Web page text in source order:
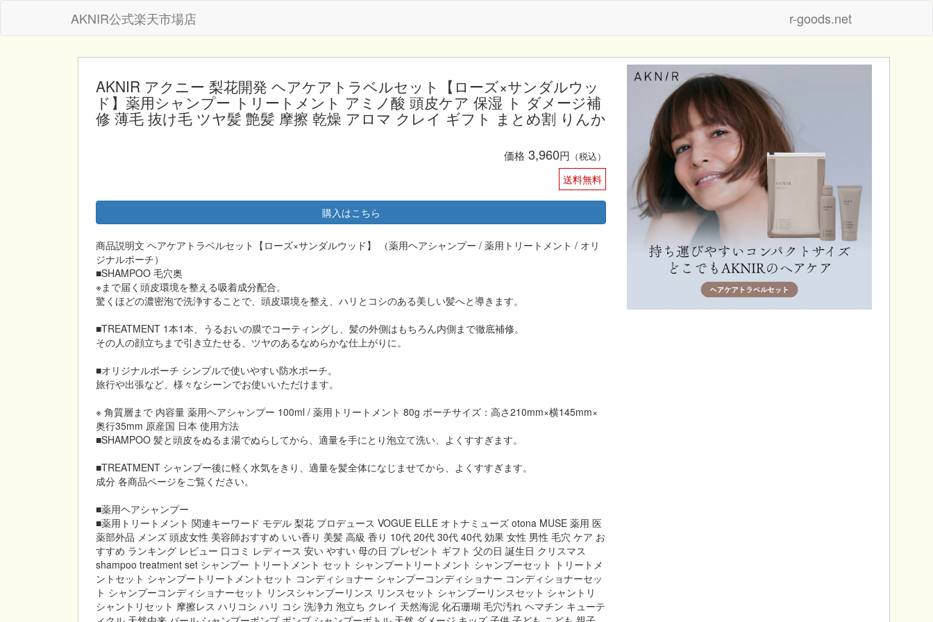
AKNIR公式楽天市場店 r-goods.net
AKNIR アクニー 梨花開発 ヘアケアトラベルセット【ローズ×サンダルウッ
ド】薬用シャンプー トリートメント アミノ酸 頭皮ケア 保湿 ト ダメージ補
修 薄毛 抜け毛 ツヤ髪 艶髪 摩擦 乾燥 アロマ クレイ ギフト まとめ割 りんか
価格 3,960円 （税込）
送料無料
購入はこちら
商品説明文 ヘアケアトラベルセット【ローズ×サンダルウッド】 （薬用ヘアシャンプー / 薬用トリートメント / オリ
ジナルポーチ）
■SHAMPOO 毛穴奥
※まで届く頭皮環境を整える吸着成分配合。
驚くほどの濃密泡で洗浄することで、頭皮環境を整え、ハリとコシのある美しい髪へと導きます。
■TREATMENT 1本1本、うるおいの膜でコーティングし、髪の外側はもちろん内側まで徹底補修。
その人の顔立ちまで引き立たせる、ツヤのあるなめらかな仕上がりに。
■オリジナルポーチ シンプルで使いやすい防水ポーチ。
旅行や出張など、様々なシーンでお使いいただけます。
※ 角質層まで 内容量 薬用ヘアシャンプー 100ml / 薬用トリートメント 80g ポーチサイズ：高さ210mm×横145mm×
奥行35mm 原産国 日本 使用方法
■SHAMPOO 髪と頭皮をぬるま湯でぬらしてから、適量を手にとり泡立て洗い、よくすすぎます。
■TREATMENT シャンプー後に軽く水気をきり、適量を髪全体になじませてから、よくすすぎます。
成分 各商品ページをご覧ください。
■薬用ヘアシャンプー
■薬用トリートメント 関連キーワード モデル 梨花 プロデュース VOGUE ELLE オトナミューズ otona MUSE 薬用 医
薬部外品 メンズ 頭皮女性 美容師おすすめ いい香り 美髪 高級 香り 10代 20代 30代 40代 効果 女性 男性 毛穴 ケア お
すすめ ランキング レビュー 口コミ レディース 安い やすい 母の日 プレゼント ギフト 父の日 誕生日 クリスマス
shampoo treatment set シャンプー トリートメント セット シャンプートリートメント シャンプーセット トリートメ
ントセット シャンプートリートメントセット コンディショナー シャンプーコンディショナー コンディショナーセッ
ト シャンプーコンディショナーセット リンスシャンプーリンス リンスセット シャンプーリンスセット シャントリ
シャントリセット 摩擦レス ハリコシ ハリ コシ 洗浄力 泡立ち クレイ 天然海泥 化石珊瑚 毛穴汚れ ヘマチン キューテ